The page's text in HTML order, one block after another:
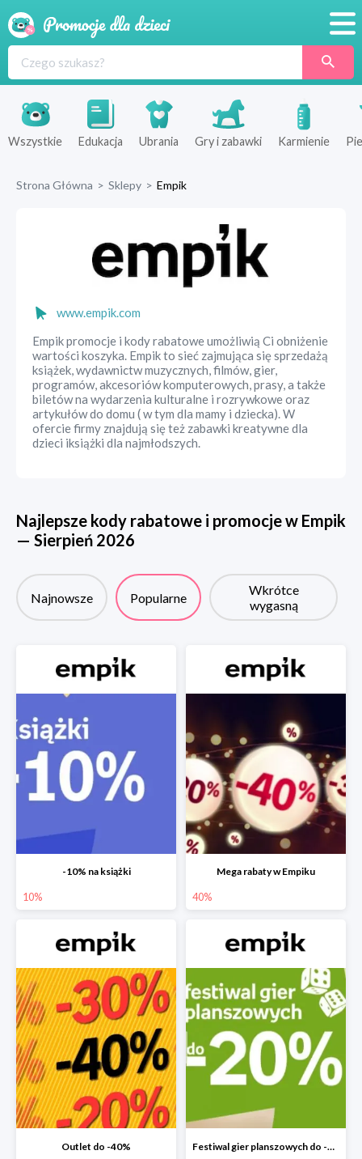
Produkty
Sklepy
Wszystkie Edukacja Ubrania Gry i zabawki Karmienie
Strona Główna > Sklepy > Empik
www.empik.com
Empik promocje i kody rabatowe umożliwią Ci obniżenie
wartości koszyka. Empik to sieć zajmująca się sprzedażą
książek, wydawnictw muzycznych, filmów, gier,
programów, akcesoriów komputerowych, prasy, a także
biletów na wydarzenia kulturalne i rozrywkowe oraz
artykułów do domu ( w tym dla mamy i dziecka). W
ofercie firmy znajdują się też zabawki kreatywne dla
dzieci iksiążki dla najmłodszych.
Najlepsze kody rabatowe i promocje w Empik
— Sierpień 2026
Najnowsze Popularne
Wkrótce
wygasną
-10% na książki
10%
Mega rabaty w Empiku
40%
Outlet do -40% Festiwal gier planszowych do -20%